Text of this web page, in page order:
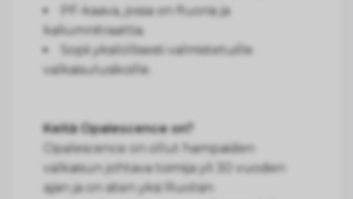
PF-kaava, jossa on fluoria ja
kaliumnitraattia.
Sopii yksilöllisesti valmistetuille
valkaisulusikoille.
Keitä Opalescence on?
Opalescence on ollut hampaiden
valkaisun johtava toimija yli 30 vuoden
ajan ja on siten yksi Ruotsin